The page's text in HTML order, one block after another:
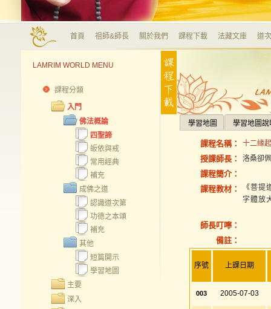
首頁 祖師&師長 關於我們 課程下載 法藏文庫 道
LAMRIM WORLD MENU
課程分類
入門
佛法概論
四聖諦
皈依與戒
常用經典
補充
成佛之道
認識道次第
功德之本頌
補充
其他
短篇開示
學習地圖
主要
深入
學習地圖 學習地圖說
課程名稱： 十二緣
授課師長： 洛桑卻
課程簡介：
課程教材：
《菩
字體放
師長叮嚀：
備註：
序號 上課日期
003 2005-07-03